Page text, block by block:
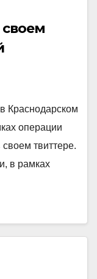
Краснодарском
операции
твиттере.
в рамках